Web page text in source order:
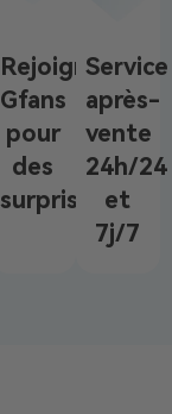
Rejoignez
Gfans
pour
des
surprises
Service
après-
vente
24h/24
et
7j/7